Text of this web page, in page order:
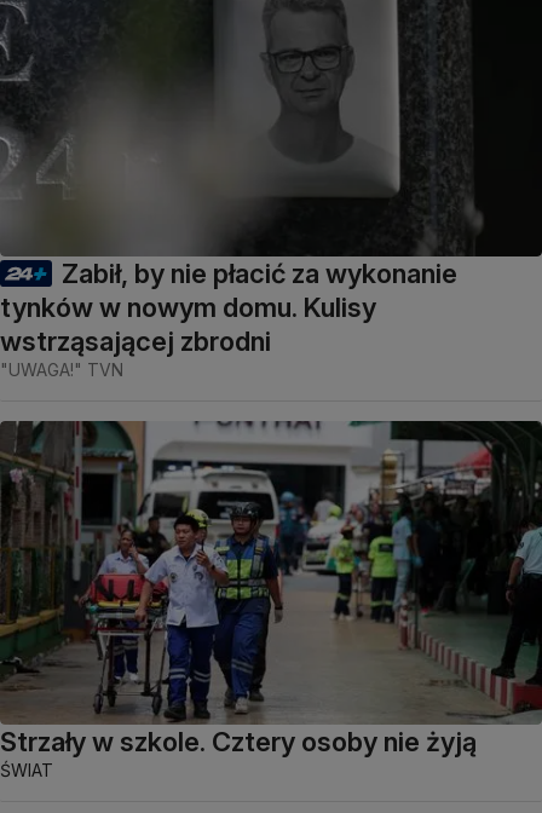
Zabił, by nie płacić za wykonanie
tynków w nowym domu. Kulisy
wstrząsającej zbrodni
"UWAGA!" TVN
Strzały w szkole. Cztery osoby nie żyją
ŚWIAT